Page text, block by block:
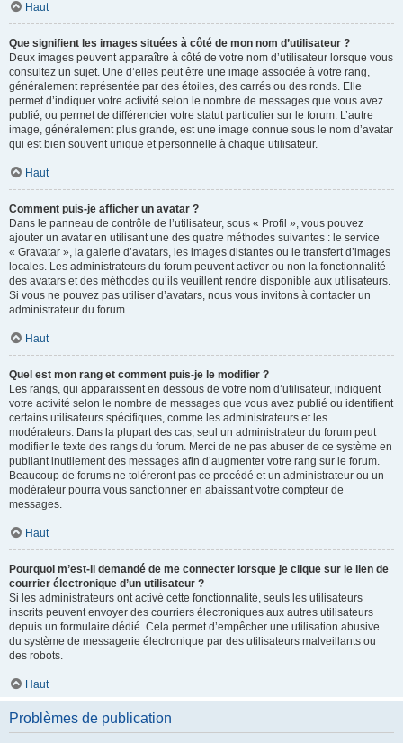
Haut
Que signifient les images situées à côté de mon nom d’utilisateur ?
Deux images peuvent apparaître à côté de votre nom d’utilisateur lorsque vous
consultez un sujet. Une d’elles peut être une image associée à votre rang,
généralement représentée par des étoiles, des carrés ou des ronds. Elle
permet d’indiquer votre activité selon le nombre de messages que vous avez
publié, ou permet de différencier votre statut particulier sur le forum. L’autre
image, généralement plus grande, est une image connue sous le nom d’avatar
qui est bien souvent unique et personnelle à chaque utilisateur.
Haut
Comment puis-je afficher un avatar ?
Dans le panneau de contrôle de l’utilisateur, sous « Profil », vous pouvez
ajouter un avatar en utilisant une des quatre méthodes suivantes : le service
« Gravatar », la galerie d’avatars, les images distantes ou le transfert d’images
locales. Les administrateurs du forum peuvent activer ou non la fonctionnalité
des avatars et des méthodes qu’ils veuillent rendre disponible aux utilisateurs.
Si vous ne pouvez pas utiliser d’avatars, nous vous invitons à contacter un
administrateur du forum.
Haut
Quel est mon rang et comment puis-je le modifier ?
Les rangs, qui apparaissent en dessous de votre nom d’utilisateur, indiquent
votre activité selon le nombre de messages que vous avez publié ou identifient
certains utilisateurs spécifiques, comme les administrateurs et les
modérateurs. Dans la plupart des cas, seul un administrateur du forum peut
modifier le texte des rangs du forum. Merci de ne pas abuser de ce système en
publiant inutilement des messages afin d’augmenter votre rang sur le forum.
Beaucoup de forums ne toléreront pas ce procédé et un administrateur ou un
modérateur pourra vous sanctionner en abaissant votre compteur de
messages.
Haut
Pourquoi m’est-il demandé de me connecter lorsque je clique sur le lien de
courrier électronique d’un utilisateur ?
Si les administrateurs ont activé cette fonctionnalité, seuls les utilisateurs
inscrits peuvent envoyer des courriers électroniques aux autres utilisateurs
depuis un formulaire dédié. Cela permet d’empêcher une utilisation abusive
du système de messagerie électronique par des utilisateurs malveillants ou
des robots.
Haut
Problèmes de publication